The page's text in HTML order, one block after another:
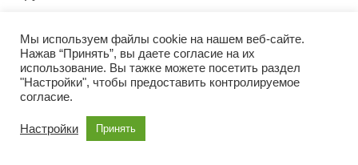
волокнистая, со временем растрескивается на
широкие пластинки или чешуйки. Края шляпки
по мере созревания гриба становятся
бархатистыми. Достигает 25 см в диаметре. На
изломе белого цвета, через небольшое время
краснеет.
Мы используем файлы cookie на нашем веб-сайте.
Нажав “Принять”, вы даете согласие на их
использование. Вы тажке можете посетить раздел
"Настройки", чтобы предоставить контролируемое
согласие.
Настройки Принять